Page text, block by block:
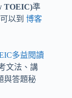
TOEIC)準
以到 博客
多益閱讀
文法、講
與答題秘